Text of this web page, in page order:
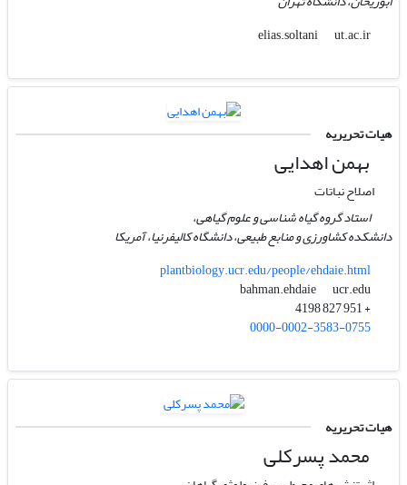
elias.soltani
ut.ac.ir
هیات تحریریه
بهمن اهدایی
اصلاح نباتات
استاد گروه گیاه شناسی و علوم گیاهی،
دانشکده کشاورزی و منابع طبیعی، دانشگاه کالیفرنیا، آمریکا
plantbiology.ucr.edu/people/ehdaie.html
bahman.ehdaie
ucr.edu
+ 951 827 4198
0000-0002-3583-0755
هیات تحریریه
محمد پسرکلی